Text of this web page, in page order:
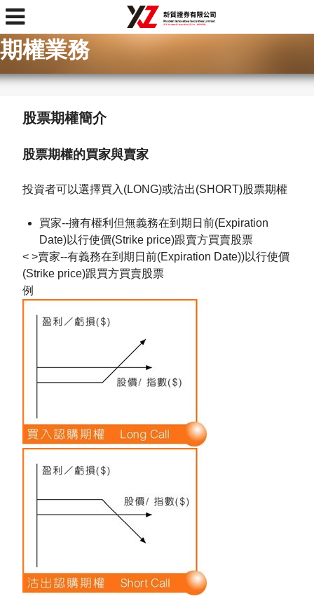
首頁 >
期權業務
股票期權簡介
股票期權的買家與賣家
投資者可以選擇買入(LONG)或沽出(SHORT)股票期權
買家--擁有權利但無義務在到期日前(Expiration
Date)以行使價(Strike price)跟賣方買賣股票
< >賣家--有義務在到期日前(Expiration Date))以行使價
(Strike price)跟買方買賣股票
例